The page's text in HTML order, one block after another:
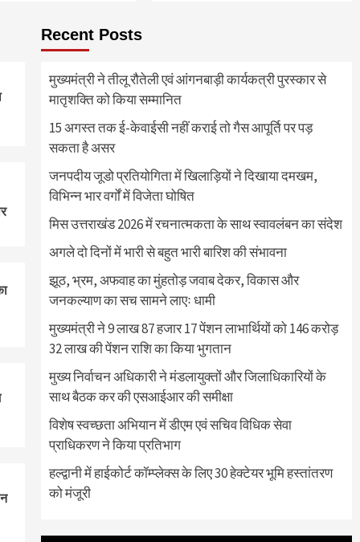
3
विभिन्न भार वर्गों में विजेता घोषित
4
dehradun State
संदेश
Recent Posts
मुख्यमंत्री ने तीलू रौतेली एवं आंगनबाड़ी कार्यकत्री पुरस्कार से
मातृशक्ति को किया सम्मानित
15 अगस्त तक ई-केवाईसी नहीं कराई तो गैस आपूर्ति पर पड़
सकता है असर
जनपदीय जूडो प्रतियोगिता में खिलाड़ियों ने दिखाया दमखम,
विभिन्न भार वर्गों में विजेता घोषित
मिस उत्तराखंड 2026 में रचनात्मकता के साथ स्वावलंबन का संदेश
अगले दो दिनों में भारी से बहुत भारी बारिश की संभावना
झूठ, भ्रम, अफवाह का मुंहतोड़ जवाब देकर, विकास और
जनकल्याण का सच सामने लाएः धामी
मुख्यमंत्री ने 9 लाख 87 हजार 17 पेंशन लाभार्थियों को 146 करोड़
32 लाख की पेंशन राशि का किया भुगतान
मुख्य निर्वाचन अधिकारी ने मंडलायुक्तों और जिलाधिकारियों के
साथ बैठक कर की एसआईआर की समीक्षा
विशेष स्वच्छता अभियान में डीएम एवं सचिव विधिक सेवा
प्राधिकरण ने किया प्रतिभाग
हल्द्वानी में हाईकोर्ट कॉम्प्लेक्स के लिए 30 हेक्टेयर भूमि हस्तांतरण
को मंजूरी